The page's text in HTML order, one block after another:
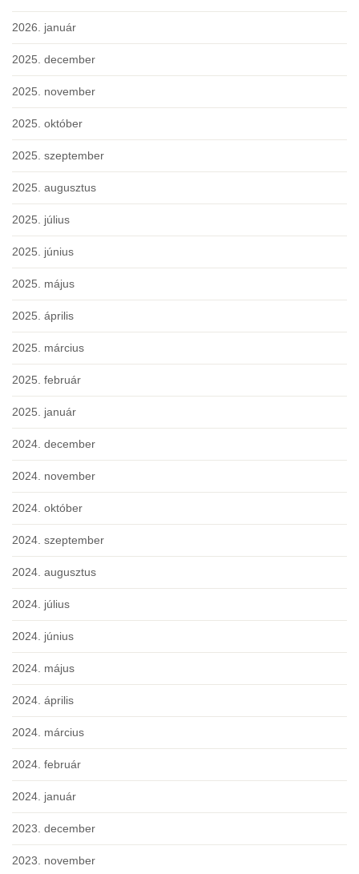
2026. január
2025. december
2025. november
2025. október
2025. szeptember
2025. augusztus
2025. július
2025. június
2025. május
2025. április
2025. március
2025. február
2025. január
2024. december
2024. november
2024. október
2024. szeptember
2024. augusztus
2024. július
2024. június
2024. május
2024. április
2024. március
2024. február
2024. január
2023. december
2023. november